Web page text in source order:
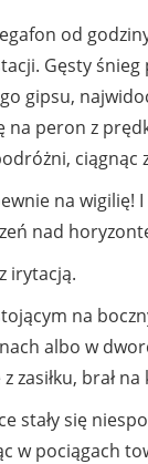
od
Gęsty śnieg
gipsu,
na peron z
na wigilię!
nad
irytacją.
na
albo w
zasiłku, brał
stały się
w pociągach